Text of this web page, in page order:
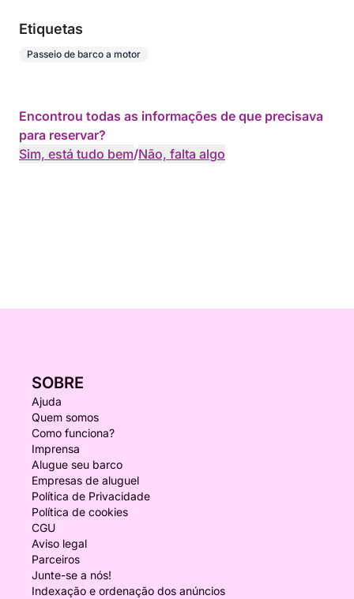
Etiquetas
Passeio de barco a motor
Encontrou todas as informações de que precisava
para reservar?
Sim, está tudo bem/Não, falta algo
SOBRE
Ajuda
Quem somos
Como funciona?
Imprensa
Alugue seu barco
Empresas de aluguel
Política de Privacidade
Política de cookies
CGU
Aviso legal
Parceiros
Junte-se a nós!
Indexação e ordenação dos anúncios